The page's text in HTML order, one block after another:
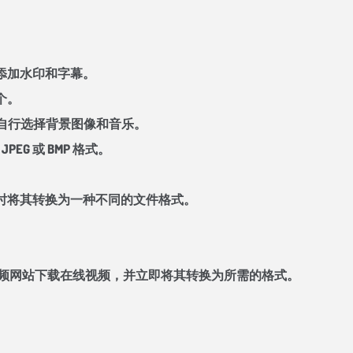
水印和字幕。
选择背景图像和音乐。
或 BMP 格式。
其转换为一种不同的文件格式。
网站下载在线视频，并立即将其转换为所需的格式。